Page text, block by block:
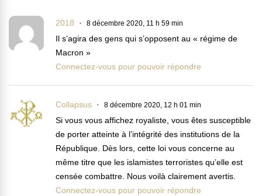
2018 8 décembre 2020, 11 h 59 min
Il s’agira des gens qui s’opposent au « régime de
Macron »
Connectez-vous pour pouvoir répondre
Collapsus 8 décembre 2020, 12 h 01 min
Si vous vous affichez royaliste, vous êtes susceptible
de porter atteinte à l’intégrité des institutions de la
République. Dès lors, cette loi vous concerne au
même titre que les islamistes terroristes qu’elle est
censée combattre. Nous voilà clairement avertis.
Connectez-vous pour pouvoir répondre